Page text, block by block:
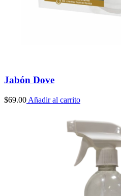
Jabón Dove
$69.00 Añadir al carrito